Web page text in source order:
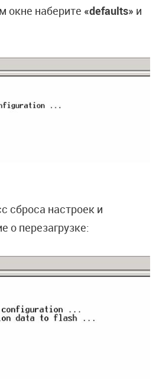
окне наберите «defaults» и
сброса настроек и
о перезагрузке: